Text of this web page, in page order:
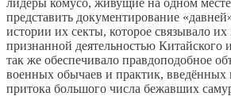
лидеры комусо, живущие на одном
представить документирование
истории их секты, которое связывало
признанной деятельностью Китайского
так же обеспечивало правдоподобное
военных обычаев и практик, введённых
притока большого числа бежавших